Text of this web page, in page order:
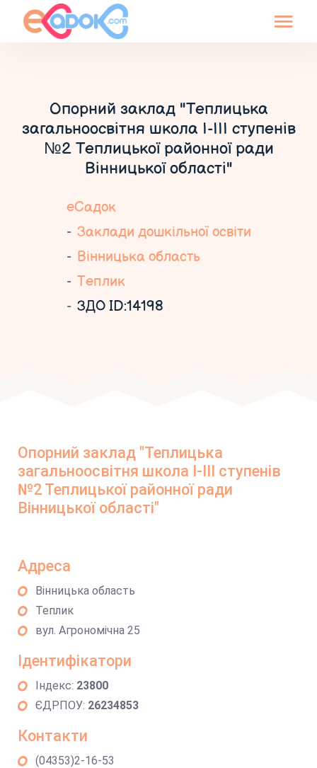
Опорний заклад "Теплицька
загальноосвітня школа І-ІІІ ступенів
№2 Теплицької районної ради
Вінницької області"
еСадок
Заклади дошкільної освіти
Вінницька область
Теплик
ЗДО ID:14198
Опорний заклад "Теплицька
загальноосвітня школа І-ІІІ ступенів
№2 Теплицької районної ради
Вінницької області"
Адреса
Вінницька область
Теплик
вул. Агрономічна 25
Ідентифікатори
Індекс: 23800
ЄДРПОУ: 26234853
Контакти
(04353)2-16-53